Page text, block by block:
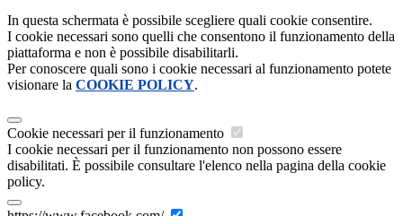
In questa schermata è possibile scegliere quali cookie consentire.
I cookie necessari sono quelli che consentono il funzionamento della
piattaforma e non è possibile disabilitarli.
Per conoscere quali sono i cookie necessari al funzionamento potete
visionare la COOKIE POLICY.
Cookie necessari per il funzionamento
I cookie necessari per il funzionamento non possono essere
disabilitati. È possibile consultare l'elenco nella pagina della cookie
policy.